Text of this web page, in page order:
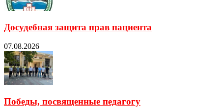
Досудебная защита прав пациента
07.08.2026
Победы, посвященные педагогу